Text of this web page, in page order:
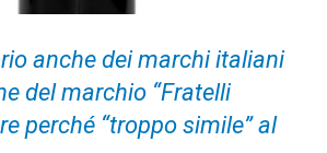
anche dei marchi italiani
del marchio “Fratelli
perché “troppo simile” al